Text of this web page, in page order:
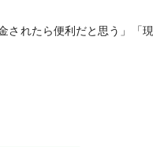
れたら便利だと思う」「